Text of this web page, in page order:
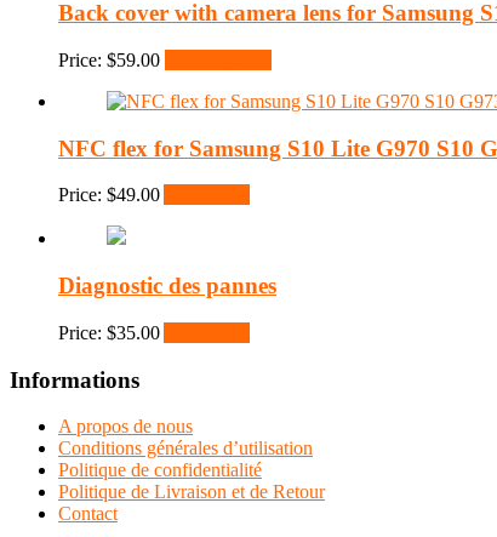
Back cover with camera lens for Samsung
Price: $59.00
NFC flex for Samsung S10 Lite G970 S10
Price: $49.00
Diagnostic des pannes
Price: $35.00
Informations
A propos de nous
Conditions générales d’utilisation
Politique de confidentialité
Politique de Livraison et de Retour
Contact